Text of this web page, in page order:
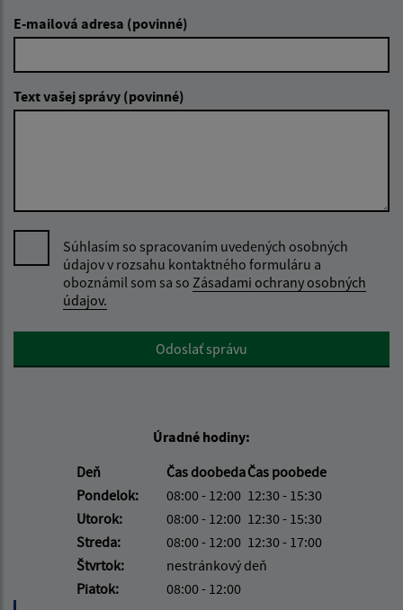
E-mailová adresa (povinné)
Text vašej správy (povinné)
Súhlasím so spracovaním uvedených osobných
údajov v rozsahu kontaktného formuláru a
oboznámil som sa so Zásadami ochrany osobných
údajov.
Google reCaptcha ResponseOdoslať správu
Úradné hodiny:
Deň
Čas doobedaČas poobede
Pondelok:
08:00 - 12:00 12:30 - 15:30
Utorok:
08:00 - 12:00 12:30 - 15:30
Streda:
08:00 - 12:00 12:30 - 17:00
Štvrtok:
nestránkový deň
Piatok:
08:00 - 12:00